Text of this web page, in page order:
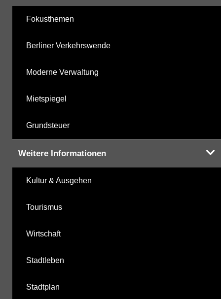
Fokusthemen
Berliner Verkehrswende
Moderne Verwaltung
Mietspiegel
Grundsteuer
Weitere Informationen
Kultur & Ausgehen
Tourismus
Wirtschaft
Stadtleben
Stadtplan